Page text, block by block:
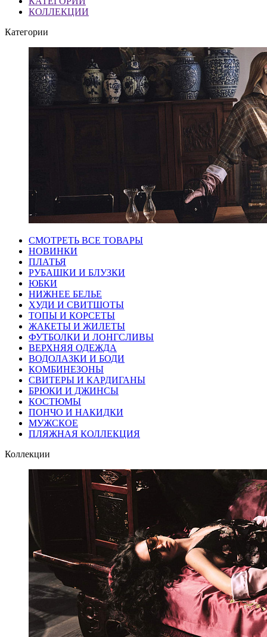
КОЛЛЕКЦИИ
Категории
СМОТРЕТЬ ВСЕ ТОВАРЫ
НОВИНКИ
ПЛАТЬЯ
РУБАШКИ И БЛУЗКИ
ЮБКИ
НИЖНЕЕ БЕЛЬЕ
ХУДИ И СВИТШОТЫ
ТОПЫ И КОРСЕТЫ
ЖАКЕТЫ И ЖИЛЕТЫ
ФУТБОЛКИ И ЛОНГСЛИВЫ
ВЕРХНЯЯ ОДЕЖДА
ВОДОЛАЗКИ И БОДИ
КОМБИНЕЗОНЫ
СВИТЕРЫ И КАРДИГАНЫ
БРЮКИ И ДЖИНСЫ
КОСТЮМЫ
ПОНЧО И НАКИДКИ
МУЖСКОЕ
ПЛЯЖНАЯ КОЛЛЕКЦИЯ
Коллекции